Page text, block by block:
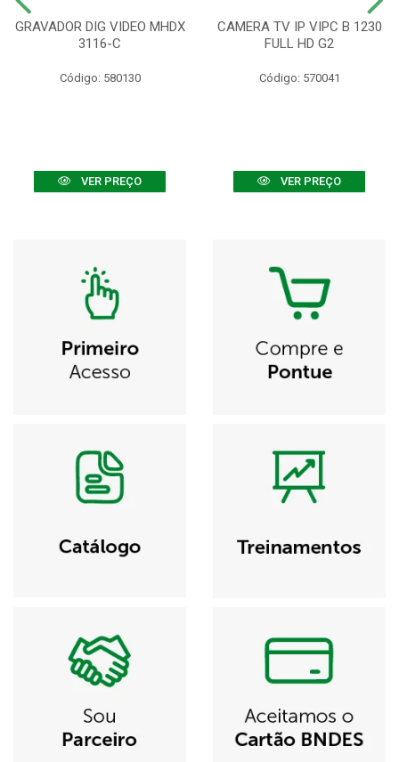
GRAVADOR DIG VIDEO MHDX
3116-C
Código: 580130
VER PREÇO
CAMERA TV IP VIPC B 1230
FULL HD G2
Código: 570041
VER PREÇO